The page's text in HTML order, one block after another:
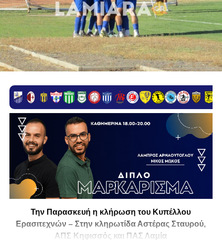
Την Παρασκευή η κλήρωση του Κυπέλλου
Ερασιτεχνών – Στην κληρωτίδα Αστέρας Σταυρού,
ΑΠΣ Κηφισσός και ΠΑΣ Λαμία